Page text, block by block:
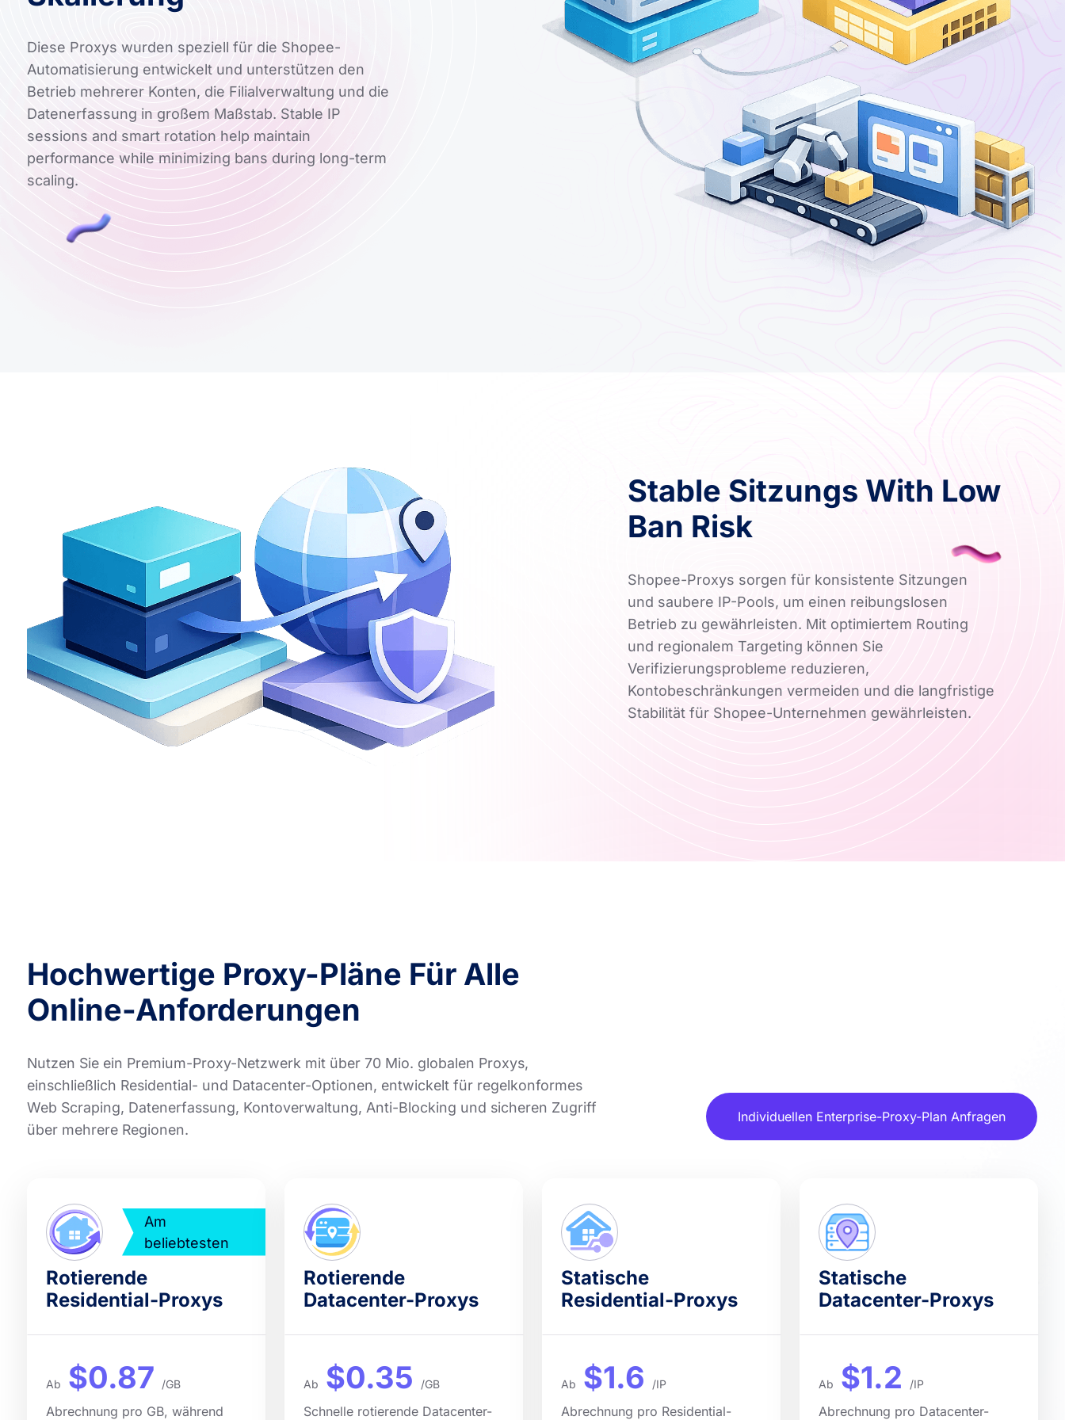
Diese Proxys wurden speziell für die Shopee-
Automatisierung entwickelt und unterstützen den
Betrieb mehrerer Konten, die Filialverwaltung und die
Datenerfassung in großem Maßstab. Stable IP
sessions and smart rotation help maintain
performance while minimizing bans during long-term
scaling.
Stable Sitzungs With Low
Ban Risk
Shopee-Proxys sorgen für konsistente Sitzungen
und saubere IP-Pools, um einen reibungslosen
Betrieb zu gewährleisten. Mit optimiertem Routing
und regionalem Targeting können Sie
Verifizierungsprobleme reduzieren,
Kontobeschränkungen vermeiden und die langfristige
Stabilität für Shopee-Unternehmen gewährleisten.
Hochwertige Proxy-Pläne Für Alle
Online-Anforderungen
Nutzen Sie ein Premium-Proxy-Netzwerk mit über 70 Mio. globalen Proxys,
einschließlich Residential- und Datacenter-Optionen, entwickelt für regelkonformes
Web Scraping, Datenerfassung, Kontoverwaltung, Anti-Blocking und sicheren Zugriff
über mehrere Regionen.
Individuellen Enterprise-Proxy-Plan Anfragen
Am
beliebtesten
Rotierende
Residential-Proxys
Ab $0.87 /GB
Abrechnung pro GB, während
Rotierende
Datacenter-Proxys
Ab $0.35 /GB
Schnelle rotierende Datacenter-
Statische
Residential-Proxys
Ab $1.6 /IP
Abrechnung pro Residential-
Statische
Datacenter-Proxys
Ab $1.2 /IP
Abrechnung pro Datacenter-